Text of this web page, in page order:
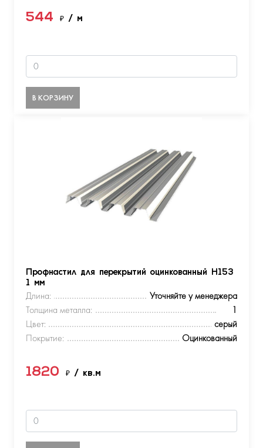
544 ₽ / м
В КОРЗИНУ
Профнастил для перекрытий оцинкованный Н153
1 мм
Длина:
Уточняйте у менеджера
Толщина металла:
1
Цвет:
серый
Покрытие:
Оцинкованный
1820 ₽ / кв.м